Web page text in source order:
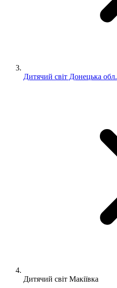
Дитячий світ Донецька обл.
Дитячий світ Макіївка